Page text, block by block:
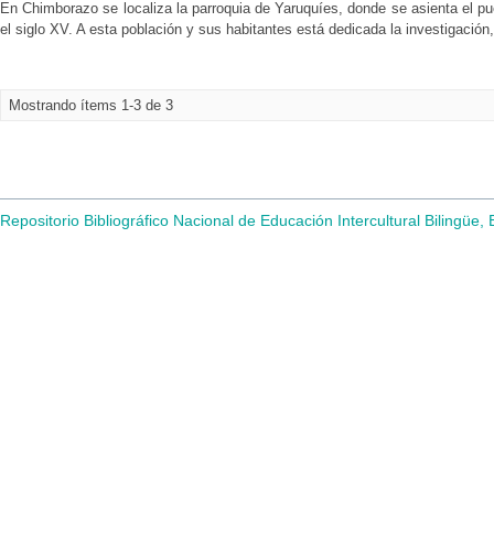
En Chimborazo se localiza la parroquia de Yaruquíes, donde se asienta el
el siglo XV. A esta población y sus habitantes está dedicada la
Mostrando ítems 1-3 de 3
Repositorio Bibliográfico Nacional de Educación Intercultural